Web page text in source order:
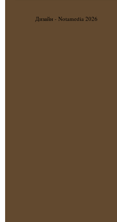
Дизайн - Notamedia 2026